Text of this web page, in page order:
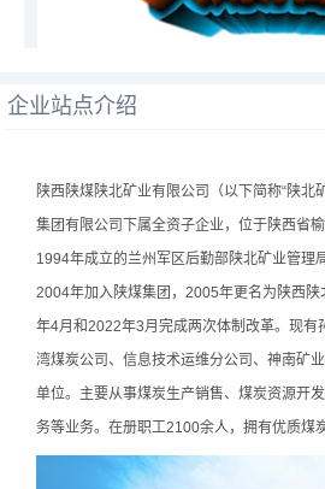
企业站点介绍
陕西陕煤陕北矿业有限公司（以下简称“陕北
集团有限公司下属全资子企业，位于陕西省
1994年成立的兰州军区后勤部陕北矿业管理
2004年加入陕煤集团，2005年更名为陕西
年4月和2022年3月完成两次体制改革。现有
湾煤炭公司、信息技术运维分公司、神南矿
单位。主要从事煤炭生产销售、煤炭资源开
务等业务。在册职工2100余人，拥有优质煤